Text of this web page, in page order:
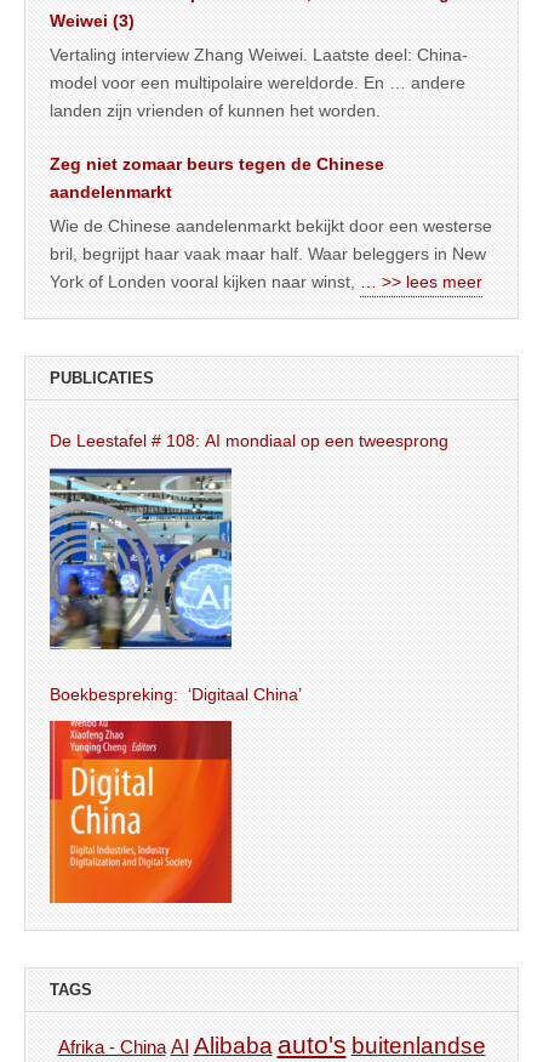
Weiwei (3)
Vertaling interview Zhang Weiwei. Laatste deel: China-
model voor een multipolaire wereldorde. En … andere
landen zijn vrienden of kunnen het worden.
Zeg niet zomaar beurs tegen de Chinese
aandelenmarkt
Wie de Chinese aandelenmarkt bekijkt door een westerse
bril, begrijpt haar vaak maar half. Waar beleggers in New
York of Londen vooral kijken naar winst,
… >> lees meer
PUBLICATIES
De Leestafel # 108: AI mondiaal op een tweesprong
Boekbespreking: ‘Digitaal China’
TAGS
Afrika - China AI Alibaba auto's buitenlandse